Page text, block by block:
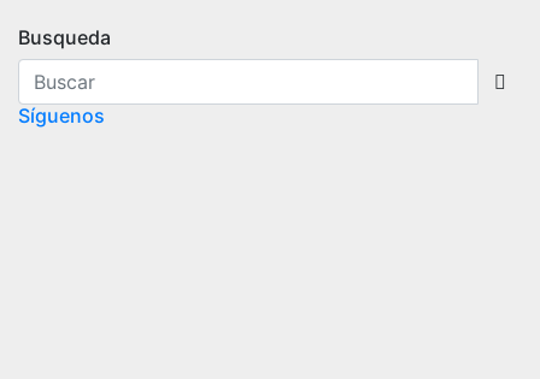
Busqueda
Síguenos